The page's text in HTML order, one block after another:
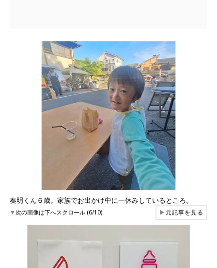
奏明くん６歳。家族でお出かけ中に一休みしているところ。
▼次の画像は下へスクロール (6/10) ▶元記事を見る